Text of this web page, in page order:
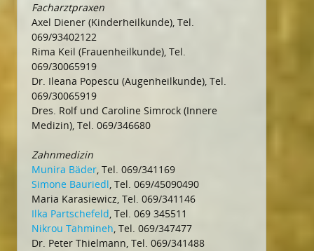
Facharztpraxen
Axel Diener (Kinderheilkunde), Tel.
069/93402122
Rima Keil (Frauenheilkunde), Tel.
069/30065919
Dr. Ileana Popescu (Augenheilkunde), Tel.
069/30065919
Dres. Rolf und Caroline Simrock (Innere
Medizin), Tel. 069/346680
Zahnmedizin
Munira Bäder, Tel. 069/341169
Simone Bauriedl, Tel. 069/45090490
Maria Karasiewicz, Tel. 069/341146
Ilka Partschefeld, Tel. 069 345511
Nikrou Tahmineh, Tel. 069/347477
Dr. Peter Thielmann, Tel. 069/341488